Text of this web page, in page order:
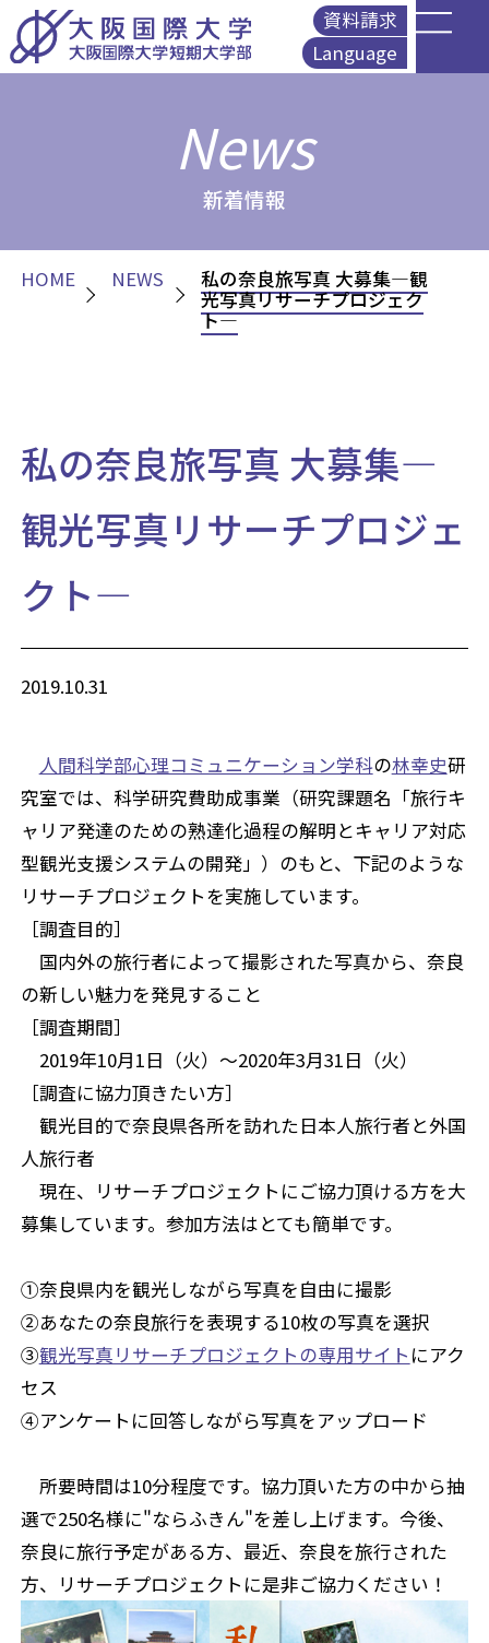
資料請求
Language
News
新着情報
HOME NEWS 私の奈良旅写真 大募集―観
光写真リサーチプロジェク
ト―
私の奈良旅写真 大募集―
観光写真リサーチプロジェ
クト―
2019.10.31
人間科学部心理コミュニケーション学科の林幸史研
究室では、科学研究費助成事業（研究課題名「旅行キ
ャリア発達のための熟達化過程の解明とキャリア対応
型観光支援システムの開発」）のもと、下記のような
リサーチプロジェクトを実施しています。
［調査目的］
国内外の旅行者によって撮影された写真から、奈良
の新しい魅力を発見すること
［調査期間］
2019年10月1日（火）～2020年3月31日（火）
［調査に協力頂きたい方］
観光目的で奈良県各所を訪れた日本人旅行者と外国
人旅行者
現在、リサーチプロジェクトにご協力頂ける方を大
募集しています。参加方法はとても簡単です。
①奈良県内を観光しながら写真を自由に撮影
②あなたの奈良旅行を表現する10枚の写真を選択
③観光写真リサーチプロジェクトの専用サイト にアク
セス
④アンケートに回答しながら写真をアップロード
所要時間は10分程度です。協力頂いた方の中から抽
選で250名様に"ならふきん"を差し上げます。今後、
奈良に旅行予定がある方、最近、奈良を旅行された
方、リサーチプロジェクトに是非ご協力ください！